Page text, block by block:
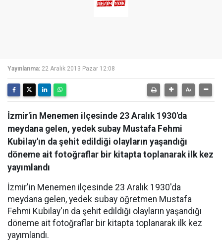
Yayınlanma: 22 Aralık 2013 Pazar 12:08
İzmir'in Menemen ilçesinde 23 Aralık 1930'da
meydana gelen, yedek subay Mustafa Fehmi
Kubilay'ın da şehit edildiği olayların yaşandığı
döneme ait fotoğraflar bir kitapta toplanarak ilk kez
yayımlandı
İzmir'in Menemen ilçesinde 23 Aralık 1930'da
meydana gelen, yedek subay öğretmen Mustafa
Fehmi Kubilay'ın da şehit edildiği olayların yaşandığı
döneme ait fotoğraflar bir kitapta toplanarak ilk kez
yayımlandı.